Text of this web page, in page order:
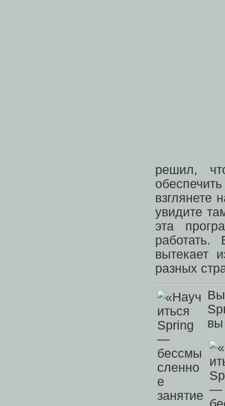
решил,
взглянете
увидите
эта
вытекает
разных
вы